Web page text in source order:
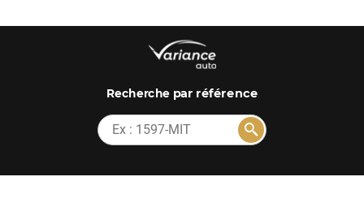
Recherchepar référence